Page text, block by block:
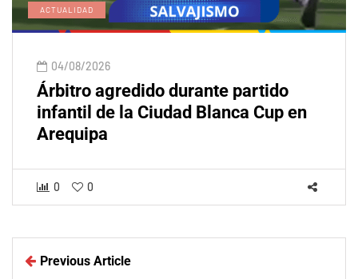
ACTUALIDAD
04/08/2026
Árbitro agredido durante partido
infantil de la Ciudad Blanca Cup en
Arequipa
0 0
Previous Article